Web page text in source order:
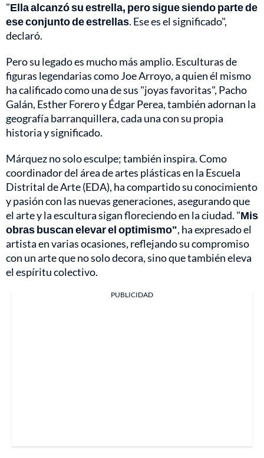
"Ella alcanzó su estrella, pero sigue siendo parte de
ese conjunto de estrellas. Ese es el significado",
declaró.
Pero su legado es mucho más amplio. Esculturas de
figuras legendarias como Joe Arroyo, a quien él mismo
ha calificado como una de sus "joyas favoritas", Pacho
Galán, Esther Forero y Édgar Perea, también adornan la
geografía barranquillera, cada una con su propia
historia y significado.
Márquez no solo esculpe; también inspira. Como
coordinador del área de artes plásticas en la Escuela
Distrital de Arte (EDA), ha compartido su conocimiento
y pasión con las nuevas generaciones, asegurando que
el arte y la escultura sigan floreciendo en la ciudad. "Mis
obras buscan elevar el optimismo", ha expresado el
artista en varias ocasiones, reflejando su compromiso
con un arte que no solo decora, sino que también eleva
el espíritu colectivo.
PUBLICIDAD